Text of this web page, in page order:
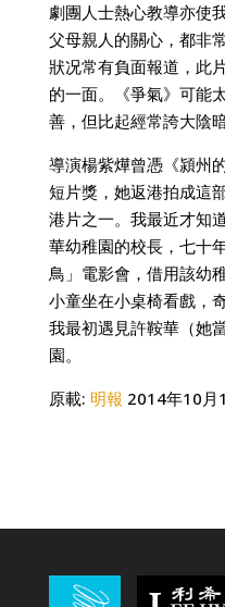
劇團人士熱心教導亦使
父母親人的關心，都非
狀况常有負面報道，此
的一面。《爭氣》可能
善，但比起經常誇大陰
導演楊紫燁曾憑《潁州
短片獎，她返港拍成這
港片之一。我最近才知
華幼稚園的校長，七十
鳥」電影會，借用該幼
小童坐在小桌椅看戲，
我最初遇見許鞍華（她
園。
原載: 明報 2014年10月